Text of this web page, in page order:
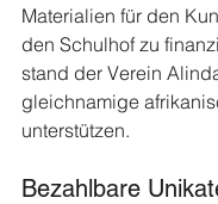
Materialien für den
den Schulhof zu
stand der Verein
gleichnamige
unterstützen.
Bezahlbare